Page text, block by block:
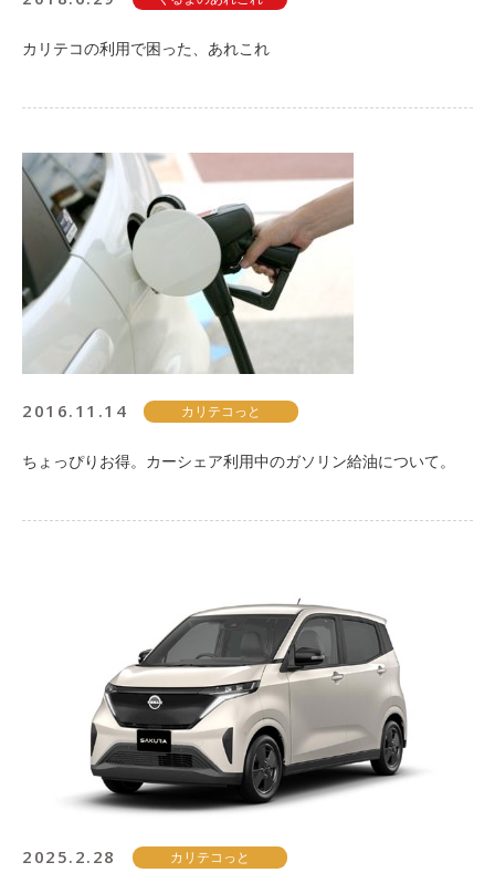
カリテコの利用で困った、あれこれ
2016.11.14 カリテコっと
ちょっぴりお得。カーシェア利用中のガソリン給油について。
2025.2.28 カリテコっと